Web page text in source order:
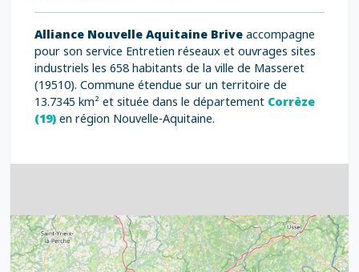
Alliance Nouvelle Aquitaine Brive accompagne
pour son service Entretien réseaux et ouvrages sites
industriels les 658 habitants de la ville de Masseret
(19510). Commune étendue sur un territoire de
13.7345 km² et située dans le département Corrèze
(19) en région Nouvelle-Aquitaine.
4